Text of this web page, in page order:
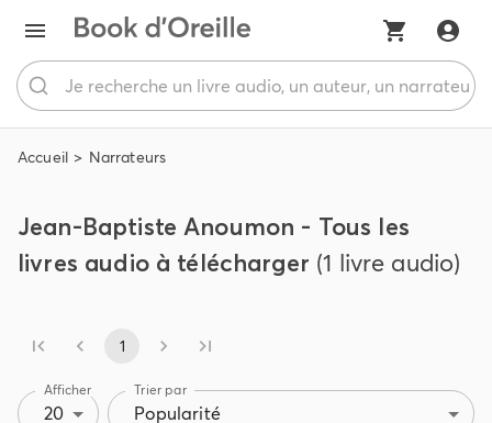
Accueil Narrateurs
Jean-Baptiste Anoumon - Tous les
livres audio à télécharger (1 livre audio)
1
Afficher
20
Trier par
Popularité